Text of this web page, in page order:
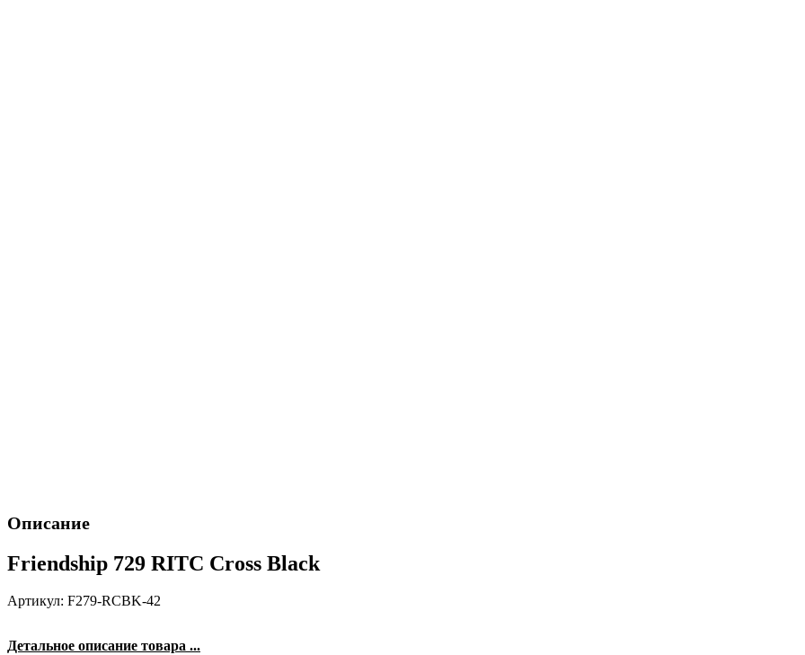
Описание
Friendship 729 RITC Cross Black
Артикул: F279-RCBK-42
Детальное описание товара ...